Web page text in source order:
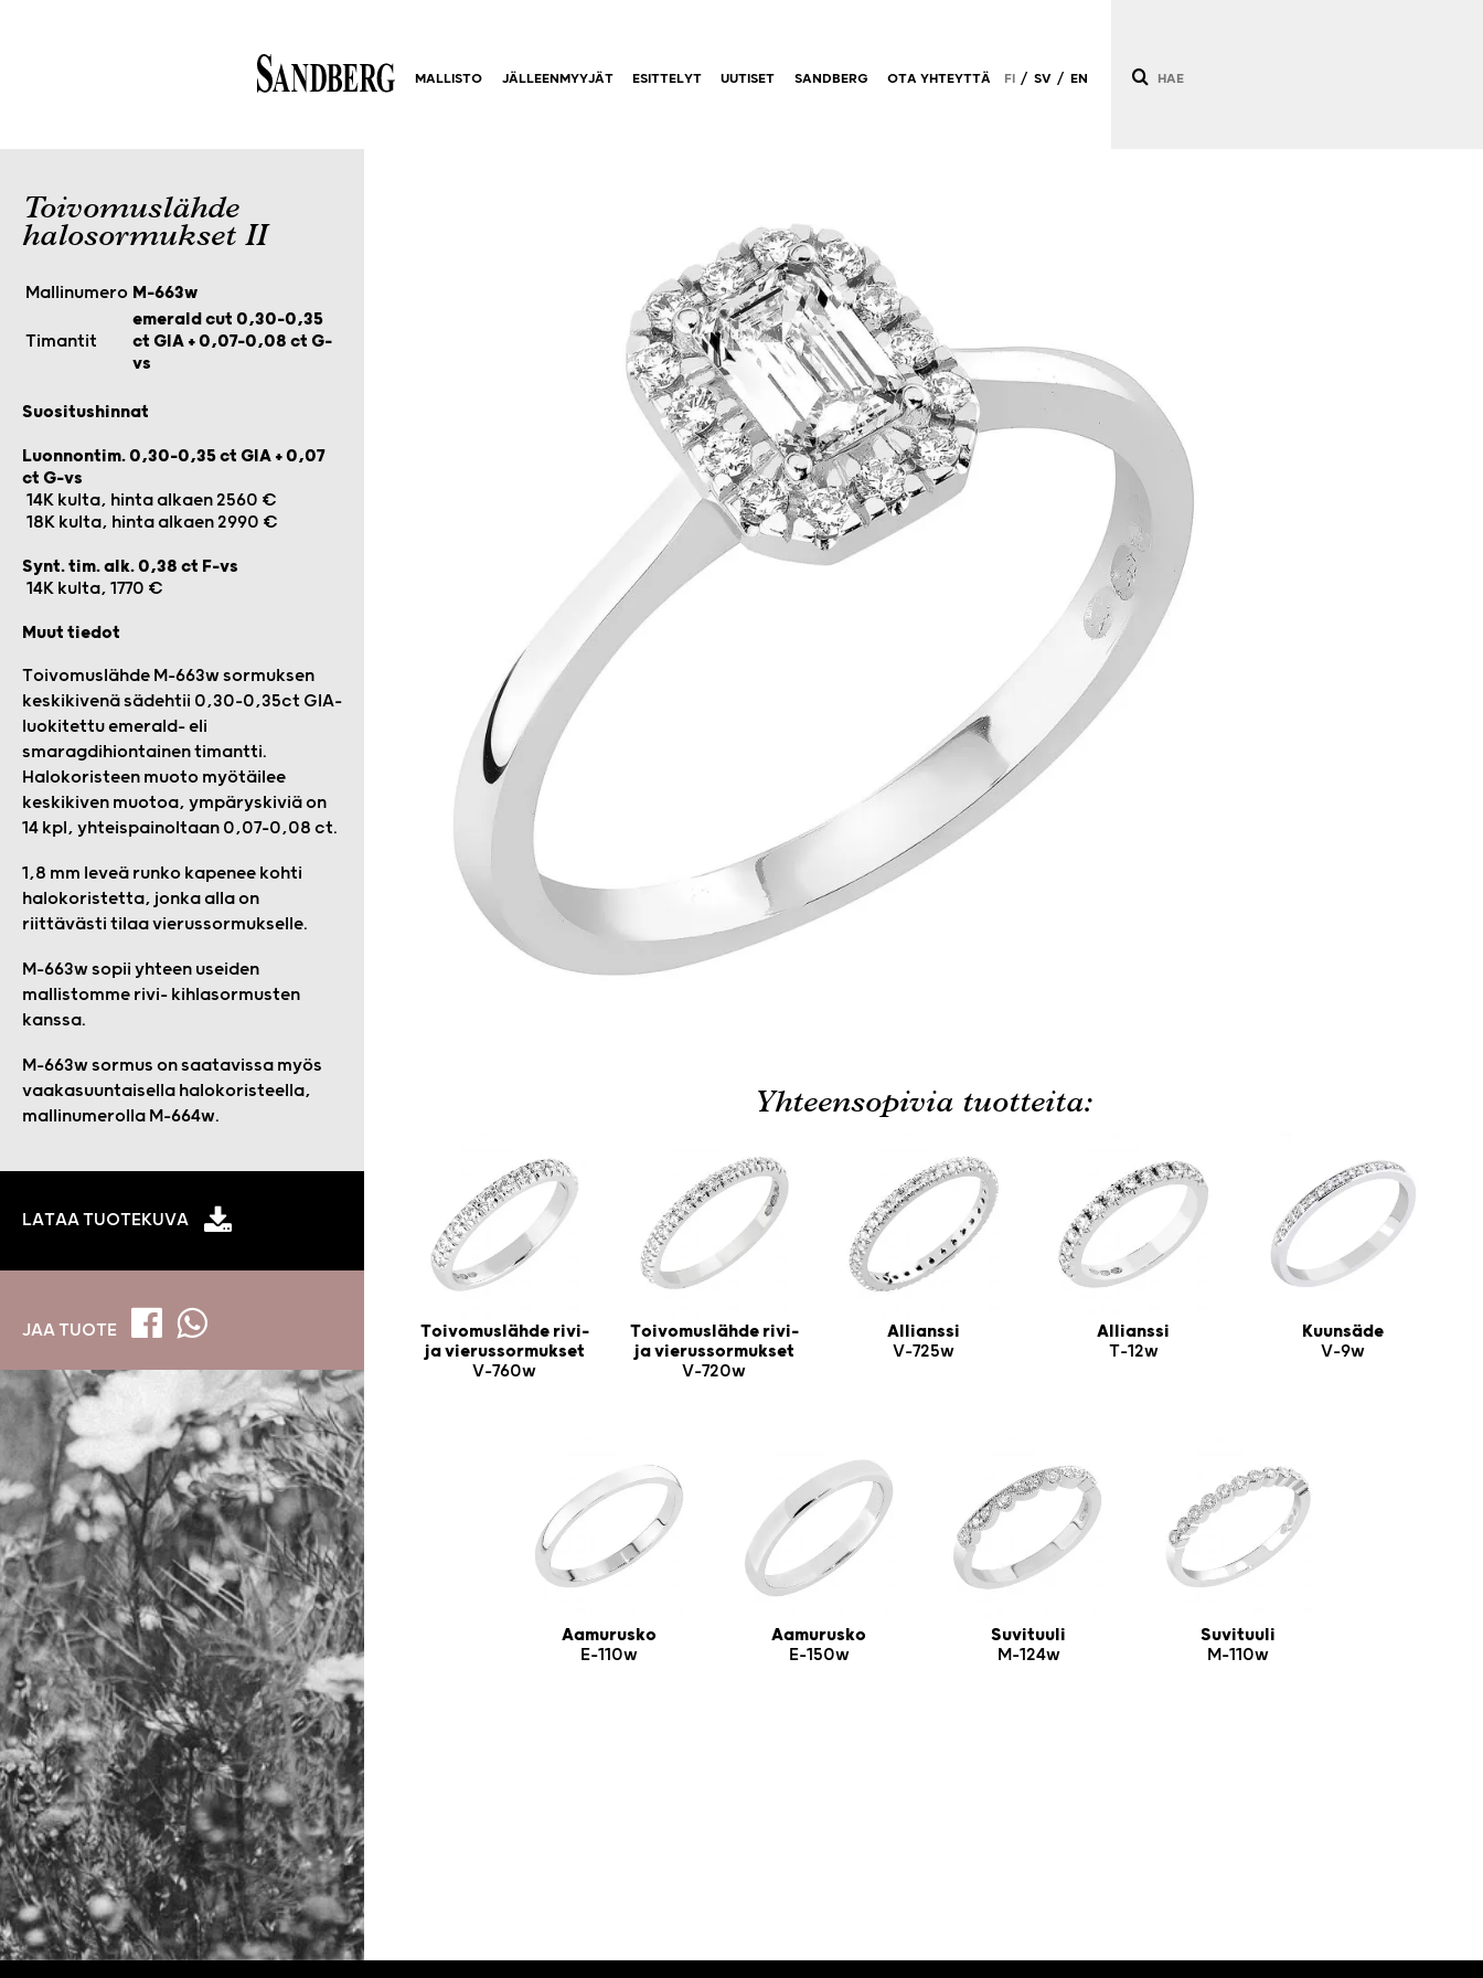
Toivomuslähde
halosormukset II
Mallinumero M-663w
Timantit
emerald cut 0,30–0,35
ct GIA + 0,07–0,08 ct G-
vs
Suositushinnat
Luonnontim. 0,30-0,35 ct GIA + 0,07
ct G-vs
14K kulta, hinta alkaen 2560 €
18K kulta, hinta alkaen 2990 €
Synt. tim. alk. 0,38 ct F-vs
14K kulta, 1770 €
Muut tiedot
Toivomuslähde M-663w sormuksen
keskikivenä sädehtii 0,30-0,35ct GIA-
luokitettu emerald- eli
smaragdihiontainen timantti.
Halokoristeen muoto myötäilee
keskikiven muotoa, ympäryskiviä on
14 kpl, yhteispainoltaan 0,07–0,08 ct.
1,8 mm leveä runko kapenee kohti
halokoristetta, jonka alla on
riittävästi tilaa vierussormukselle.
M-663w sopii yhteen useiden
mallistomme rivi- kihlasormusten
kanssa.
M-663w sormus on saatavissa myös
vaakasuuntaisella halokoristeella,
mallinumerolla M-664w.
LATAA TUOTEKUVA
JAA TUOTE
Yhteensopivia tuotteita:
Toivomuslähde rivi-
ja vierussormukset
V-760w
Toivomuslähde rivi-
ja vierussormukset
V-720w
Allianssi
V-725w
Allianssi
T-12w
Kuunsäde
V-9w
Aamurusko
E-110w
Aamurusko
E-150w
Suvituuli
M-124w
Suvituuli
M-110w
MALLISTO JÄLLEENMYYJÄT ESITTELYT UUTISET SANDBERG OTA YHTEYTTÄ FI / SV / EN